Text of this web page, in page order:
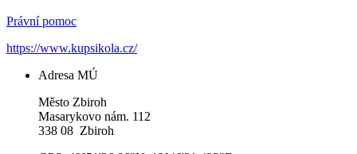
Právní pomoc
https://www.kupsikola.cz/
Adresa MÚ
Město Zbiroh
Masarykovo nám. 112
338 08 Zbiroh